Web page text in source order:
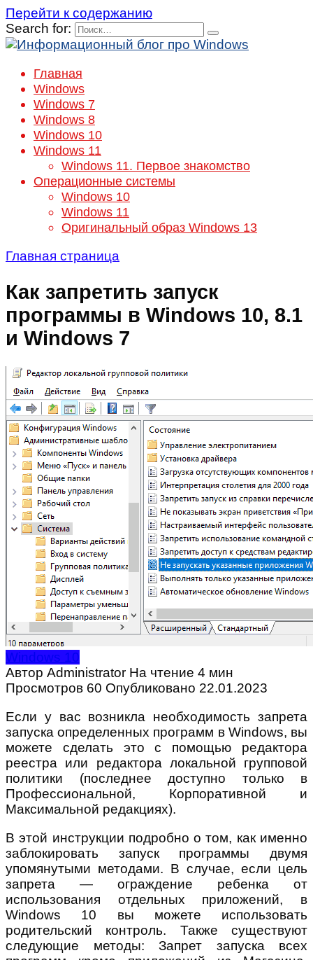
Перейти к содержанию
Search for:
Главная
Windows
Windows 7
Windows 8
Windows 10
Windows 11
Windows 11. Первое знакомство
Операционные системы
Windows 10
Windows 11
Оригинальный образ Windows 13
Главная страница
Как запретить запуск
программы в Windows 10, 8.1
и Windows 7
Windows 10
Автор Administrator На чтение 4 мин
Просмотров 60 Опубликовано 22.01.2023
Если у вас возникла необходимость запрета
запуска определенных программ в Windows, вы
можете сделать это с помощью редактора
реестра или редактора локальной групповой
политики (последнее доступно только в
Профессиональной, Корпоративной и
Максимальной редакциях).
В этой инструкции подробно о том, как именно
заблокировать запуск программы двумя
упомянутыми методами. В случае, если цель
запрета — ограждение ребенка от
использования отдельных приложений, в
Windows 10 вы можете использовать
родительский контроль. Также существуют
следующие методы: Запрет запуска всех